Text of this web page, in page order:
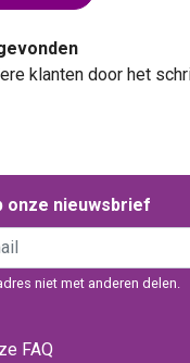
klanten door het
onze nieuwsbrief
niet met anderen delen.
FAQ